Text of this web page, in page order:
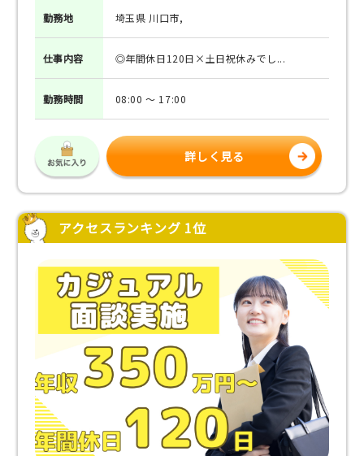
勤務地 埼玉県 川口市,
仕事内容 ◎年間休日120日×土日祝休みでし...
勤務時間 08:00 ～ 17:00
詳しく見る
アクセスランキング 1位